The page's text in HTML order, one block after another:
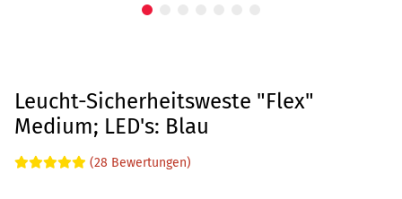
Leucht-Sicherheitsweste "Flex"
Medium; LED's: Blau
(28 Bewertungen)